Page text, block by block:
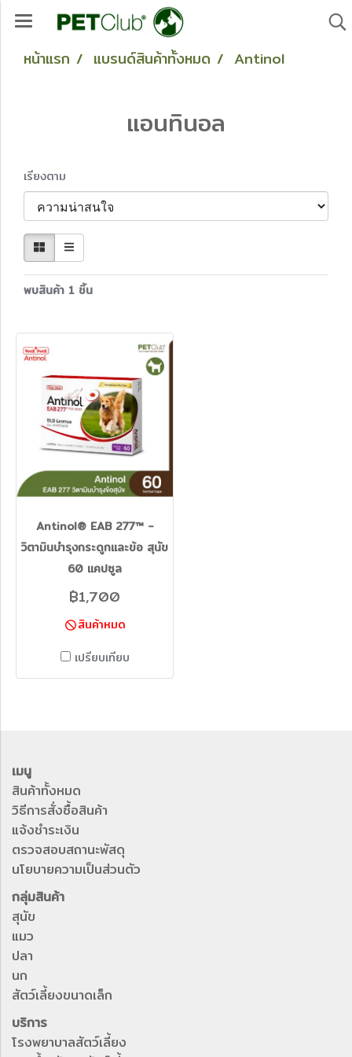
หน้าแรก แบรนด์สินค้าทั้งหมด Antinol
แอนทินอล
เรียงตาม
พบสินค้า 1 ชิ้น
Antinol®️ EAB 277™ -
วิตามินบำรุงกระดูกและข้อ สุนัข
60 แคปซูล
฿1,700
สินค้าหมด
เปรียบเทียบ
เมนู
สินค้าทั้งหมด
วิธีการสั่งซื้อสินค้า
แจ้งชำระเงิน
ตรวจสอบสถานะพัสดุ
นโยบายความเป็นส่วนตัว
กลุ่มสินค้า
สุนัข
แมว
ปลา
นก
สัตว์เลี้ยงขนาดเล็ก
บริการ
โรงพยาบาลสัตว์เลี้ยง